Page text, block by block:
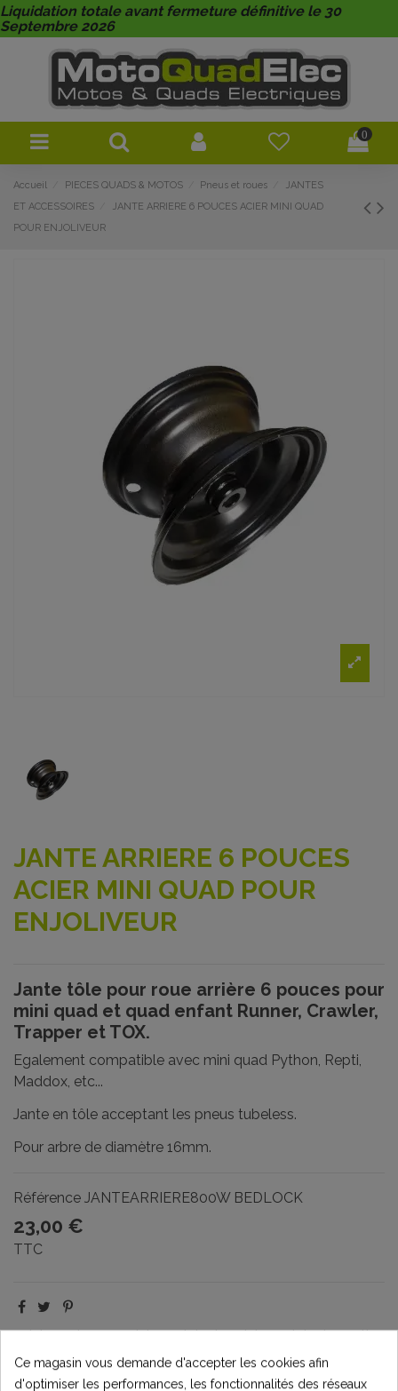
Liquidation totale avant fermeture définitive le 30
Septembre 2026
0
Accueil PIECES QUADS & MOTOS Pneus et roues
JANTES
ET ACCESSOIRES
JANTE ARRIERE 6 POUCES ACIER MINI QUAD
POUR ENJOLIVEUR
JANTE ARRIERE 6 POUCES
ACIER MINI QUAD POUR
ENJOLIVEUR
Jante tôle pour roue arrière 6 pouces pour
mini quad et quad enfant Runner, Crawler,
Trapper et TOX.
Egalement compatible avec mini quad Python, Repti,
Maddox, etc...
Jante en tôle acceptant les pneus tubeless.
Pour arbre de diamètre 16mm.
Référence JANTEARRIERE800W BEDLOCK
23,00 €
TTC
mini quad roue mini quad jante mini quad jante repti
jante python jante maddox
Ce magasin vous demande d'accepter les cookies afin
d'optimiser les performances, les fonctionnalités des réseaux